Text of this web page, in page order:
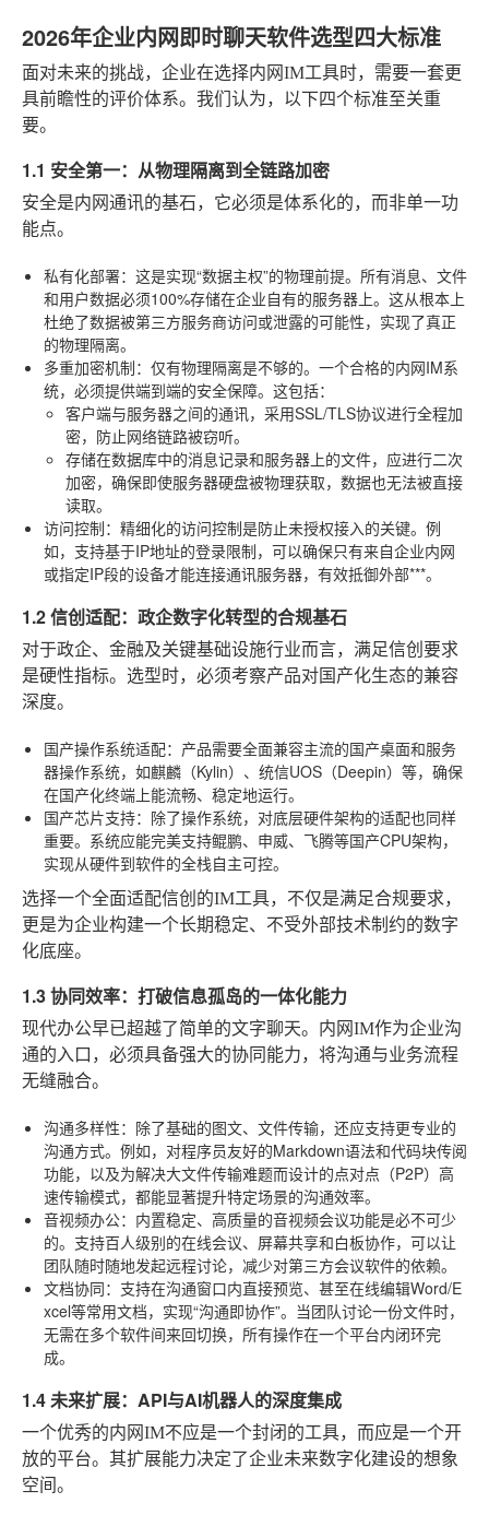
2026年企业内网即时聊天软件选型四大标准
面对未来的挑战，企业在选择内网IM工具时，需要一套更
具前瞻性的评价体系。我们认为，以下四个标准至关重
要。
1.1 安全第一：从物理隔离到全链路加密
安全是内网通讯的基石，它必须是体系化的，而非单一功
能点。
私有化部署：这是实现“数据主权”的物理前提。所有消息、文件
和用户数据必须100%存储在企业自有的服务器上。这从根本上
杜绝了数据被第三方服务商访问或泄露的可能性，实现了真正
的物理隔离。
多重加密机制：仅有物理隔离是不够的。一个合格的内网IM系
统，必须提供端到端的安全保障。这包括：
客户端与服务器之间的通讯，采用SSL/TLS协议进行全程加
密，防止网络链路被窃听。
存储在数据库中的消息记录和服务器上的文件，应进行二次
加密，确保即使服务器硬盘被物理获取，数据也无法被直接
读取。
访问控制：精细化的访问控制是防止未授权接入的关键。例
如，支持基于IP地址的登录限制，可以确保只有来自企业内网
或指定IP段的设备才能连接通讯服务器，有效抵御外部***。
1.2 信创适配：政企数字化转型的合规基石
对于政企、金融及关键基础设施行业而言，满足信创要求
是硬性指标。选型时，必须考察产品对国产化生态的兼容
深度。
国产操作系统适配：产品需要全面兼容主流的国产桌面和服务
器操作系统，如麒麟（Kylin）、统信UOS（Deepin）等，确保
在国产化终端上能流畅、稳定地运行。
国产芯片支持：除了操作系统，对底层硬件架构的适配也同样
重要。系统应能完美支持鲲鹏、申威、飞腾等国产CPU架构，
实现从硬件到软件的全栈自主可控。
选择一个全面适配信创的IM工具，不仅是满足合规要求，
更是为企业构建一个长期稳定、不受外部技术制约的数字
化底座。
1.3 协同效率：打破信息孤岛的一体化能力
现代办公早已超越了简单的文字聊天。内网IM作为企业沟
通的入口，必须具备强大的协同能力，将沟通与业务流程
无缝融合。
沟通多样性：除了基础的图文、文件传输，还应支持更专业的
沟通方式。例如，对程序员友好的Markdown语法和代码块传阅
功能，以及为解决大文件传输难题而设计的点对点（P2P）高
速传输模式，都能显著提升特定场景的沟通效率。
音视频办公：内置稳定、高质量的音视频会议功能是必不可少
的。支持百人级别的在线会议、屏幕共享和白板协作，可以让
团队随时随地发起远程讨论，减少对第三方会议软件的依赖。
文档协同：支持在沟通窗口内直接预览、甚至在线编辑Word/E
xcel等常用文档，实现“沟通即协作”。当团队讨论一份文件时，
无需在多个软件间来回切换，所有操作在一个平台内闭环完
成。
1.4 未来扩展：API与AI机器人的深度集成
一个优秀的内网IM不应是一个封闭的工具，而应是一个开
放的平台。其扩展能力决定了企业未来数字化建设的想象
空间。